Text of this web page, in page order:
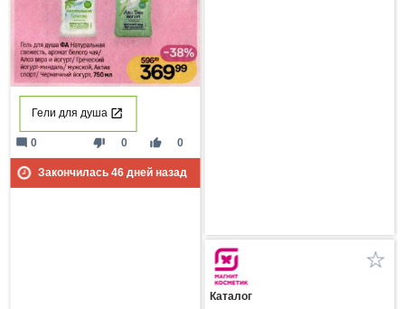
Гели для душа
thumb_down 0 thumb_up 0
mode_comment 0
Закончилась 46дней назад
Каталог